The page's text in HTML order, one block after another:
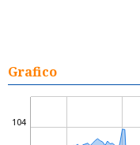
Grafico
104